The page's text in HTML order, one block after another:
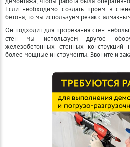
демонтажа, чтобы работа была
Если необходимо создать проем в
бетона, то мы используем резак с
Он подходит для прорезания стен
стен мы используем другое
железобетонных стенных конструкций
более мощные инструменты. Звоните и